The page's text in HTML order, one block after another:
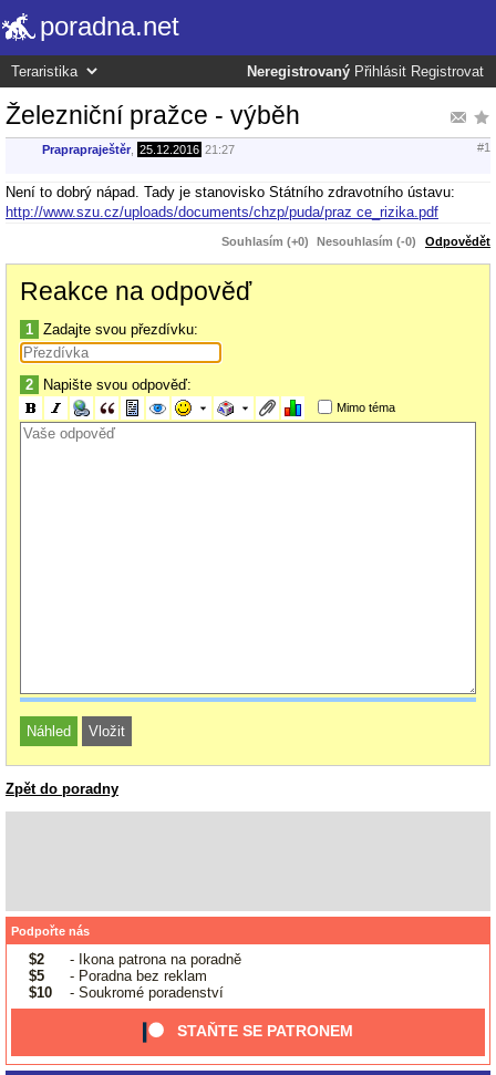
poradna.net
Neregistrovaný Přihlásit Registrovat
Železniční pražce - výběh
Praprapraještěr 25.12.2016 21:27 #1
Není to dobrý nápad. Tady je stanovisko Státního zdravotního ústavu:
http://www.szu.cz/uploads/documents/chzp/puda/praz ce_rizika.pdf
Souhlasím (+0) Nesouhlasím (-0) Odpovědět
Reakce na odpověď
1 Zadajte svou přezdívku:
2 Napište svou odpověď:
Mimo téma
Zpět do poradny
Podpořte nás
$2
- Ikona patrona na poradně
$5
- Poradna bez reklam
$10
- Soukromé poradenství
STAŇTE SE PATRONEM